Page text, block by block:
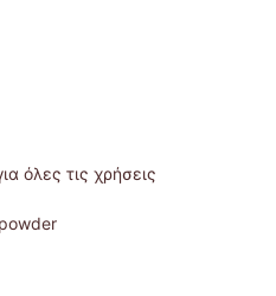
όλες τις χρήσεις